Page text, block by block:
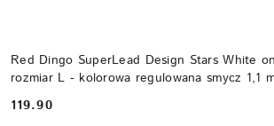
Red Dingo SuperLead Design Stars White
rozmiar L - kolorowa regulowana smycz 1,1
Cena:
119.90